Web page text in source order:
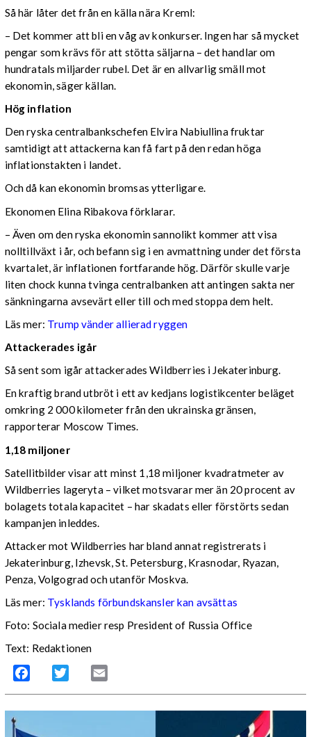
Så här låter det från en källa nära Kreml:
– Det kommer att bli en våg av konkurser. Ingen har så mycket
pengar som krävs för att stötta säljarna – det handlar om
hundratals miljarder rubel. Det är en allvarlig smäll mot
ekonomin, säger källan.
Hög inflation
Den ryska centralbankschefen Elvira Nabiullina fruktar
samtidigt att attackerna kan få fart på den redan höga
inflationstakten i landet.
Och då kan ekonomin bromsas ytterligare.
Ekonomen Elina Ribakova förklarar.
– Även om den ryska ekonomin sannolikt kommer att visa
nolltillväxt i år, och befann sig i en avmattning under det första
kvartalet, är inflationen fortfarande hög. Därför skulle varje
liten chock kunna tvinga centralbanken att antingen sakta ner
sänkningarna avsevärt eller till och med stoppa dem helt.
Läs mer: Trump vänder allierad ryggen
Attackerades igår
Så sent som igår attackerades Wildberries i Jekaterinburg.
En kraftig brand utbröt i ett av kedjans logistikcenter beläget
omkring 2 000 kilometer från den ukrainska gränsen,
rapporterar Moscow Times.
1,18 miljoner
Satellitbilder visar att minst 1,18 miljoner kvadratmeter av
Wildberries lageryta – vilket motsvarar mer än 20 procent av
bolagets totala kapacitet – har skadats eller förstörts sedan
kampanjen inleddes.
Attacker mot Wildberries har bland annat registrerats i
Jekaterinburg, Izhevsk, St. Petersburg, Krasnodar, Ryazan,
Penza, Volgograd och utanför Moskva.
Läs mer: Tysklands förbundskansler kan avsättas
Foto: Sociala medier resp President of Russia Office
Text: Redaktionen
Facebook Twitter